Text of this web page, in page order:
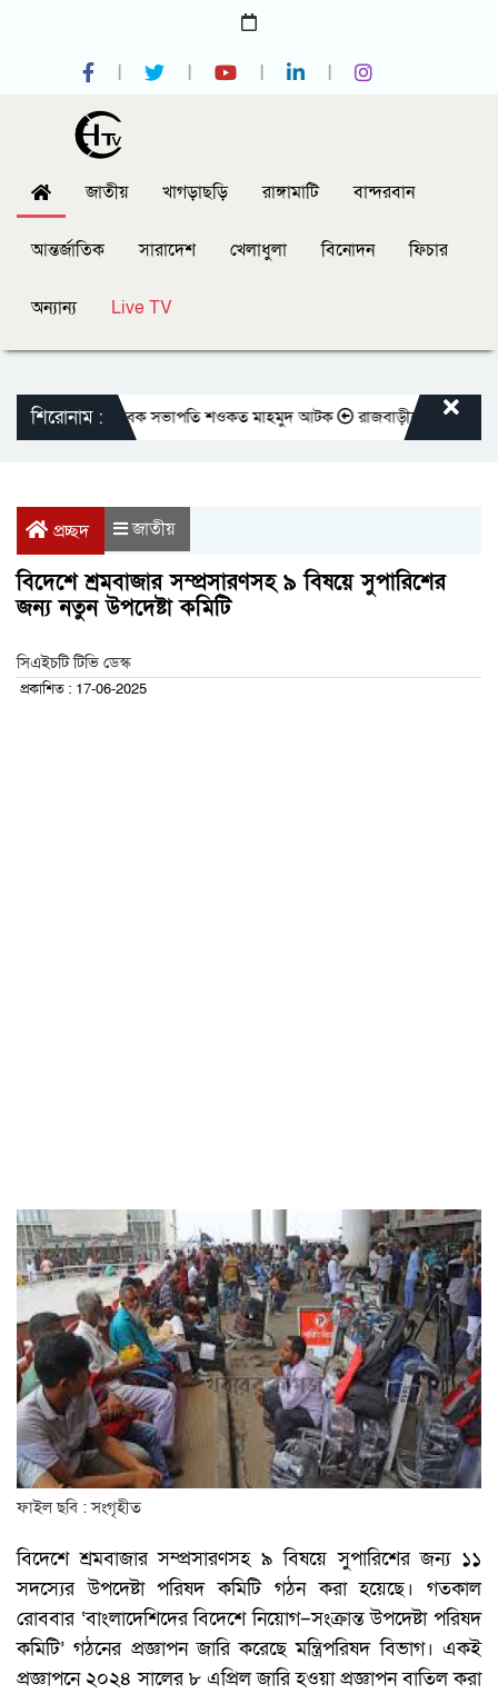
জাতীয় খাগড়াছড়ি রাঙ্গামাটি বান্দরবান
আন্তর্জাতিক সারাদেশ খেলাধুলা বিনোদন ফিচার
অন্যান্য Live TV
শিরোনাম :সাবেক সভাপতি শওকত মাহমুদ আটক রাজবাড়ীতে বীর
প্রচ্ছদ জাতীয়
বিদেশে শ্রমবাজার সম্প্রসারণসহ ৯ বিষয়ে সুপারিশের
জন্য নতুন উপদেষ্টা কমিটি
সিএইচটি টিভি ডেস্ক
প্রকাশিত : 17-06-2025
ফাইল ছবি : সংগৃহীত
বিদেশে শ্রমবাজার সম্প্রসারণসহ ৯ বিষয়ে সুপারিশের জন্য ১১
সদস্যের উপদেষ্টা পরিষদ কমিটি গঠন করা হয়েছে। গতকাল
রোববার ‘বাংলাদেশিদের বিদেশে নিয়োগ–সংক্রান্ত উপদেষ্টা পরিষদ
কমিটি’ গঠনের প্রজ্ঞাপন জারি করেছে মন্ত্রিপরিষদ বিভাগ। একই
প্রজ্ঞাপনে ২০২৪ সালের ৮ এপ্রিল জারি হওয়া প্রজ্ঞাপন বাতিল করা